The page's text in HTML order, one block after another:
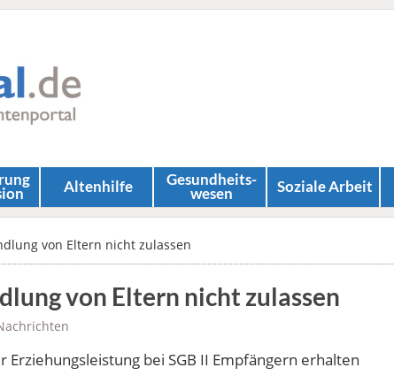
Altenhilfe Gesundheits­
wesen Soziale Arbeit
von Eltern nicht zulassen
von Eltern nicht zulassen
Erziehungsleistung bei SGB II Empfängern erhalten